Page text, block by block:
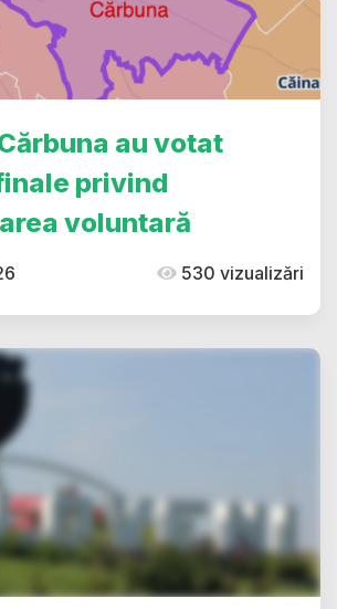
au votat
privind
voluntară
530 vizualizări